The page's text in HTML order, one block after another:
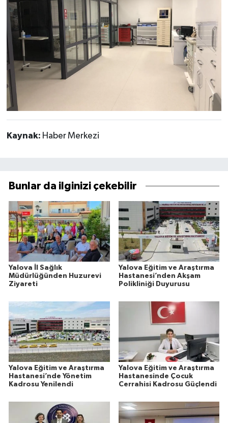
Kaynak: Haber Merkezi
Bunlar da ilginizi çekebilir
Yalova İl Sağlık
Müdürlüğünden Huzurevi
Ziyareti
Yalova Eğitim ve Araştırma
Hastanesi’nden Akşam
Polikliniği Duyurusu
Yalova Eğitim ve Araştırma
Hastanesi’nde Yönetim
Kadrosu Yenilendi
Yalova Eğitim ve Araştırma
Hastanesinde Çocuk
Cerrahisi Kadrosu Güçlendi